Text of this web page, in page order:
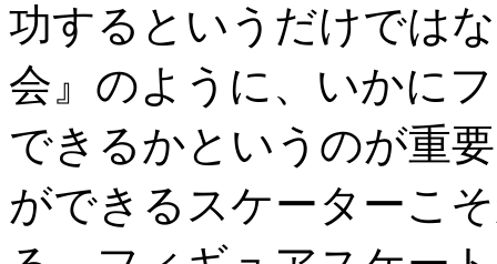
功するというだけでは
会』のように、いかに
できるかというのが重
ができるスケーターこ